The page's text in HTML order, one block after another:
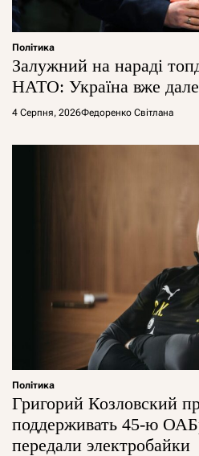
Політика
Залужний на нараді
НАТО: Україна вже
4 Серпня, 2026Федоренко Світлана
Політика
Григорий Козловский
поддерживать 45-ю
передали электробайки